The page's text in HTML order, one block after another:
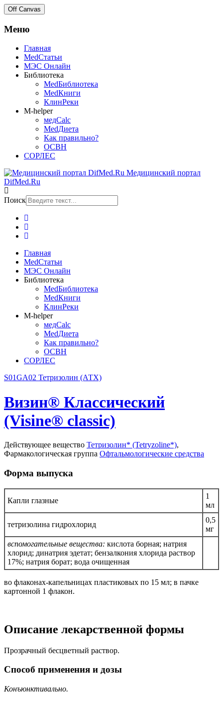
Off Canvas
Меню
Главная
MedСтатьи
МЭС Онлайн
Библиотека
MedБиблиотека
MedКниги
КлинРеки
M-helper
медCalc
MedДиета
Как правильно?
ОСВН
СОРЛЕС
Медицинский портал
DifMed.Ru
Поиск
Главная
MedСтатьи
МЭС Онлайн
Библиотека
MedБиблиотека
MedКниги
КлинРеки
M-helper
медCalc
MedДиета
Как правильно?
ОСВН
СОРЛЕС
S01GA02 Тетризолин (АТХ)
Визин® Классический
(Visine® classic)
Действующее вещество Тетризолин* (Tetryzoline*),
Фармакологическая группа Офтальмологические средства
Форма выпуска
Капли глазные
1
мл
тетризолина гидрохлорид
0,5
мг
вспомогательные вещества: кислота борная; натрия
хлорид; динатрия эдетат; бензалкония хлорида раствор
17%; натрия борат; вода очищенная
во флаконах-капельницах пластиковых по 15 мл; в пачке
картонной 1 флакон.
Описание лекарственной формы
Прозрачный бесцветный раствор.
Способ применения и дозы
Конъюнктивально.